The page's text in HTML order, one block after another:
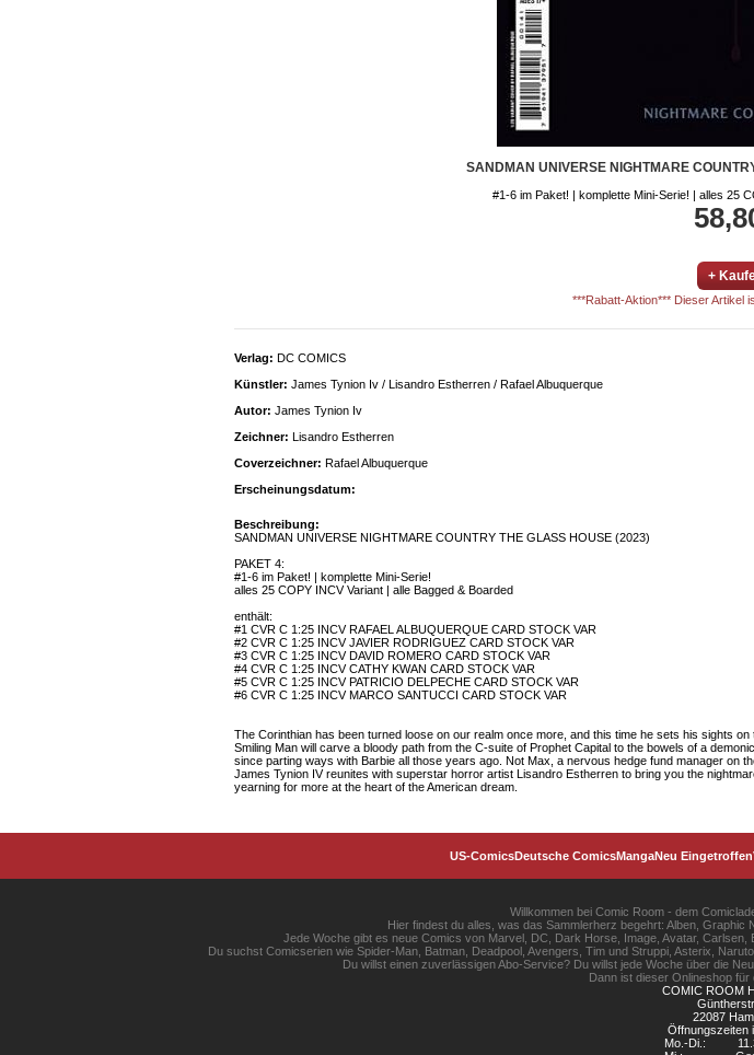
SANDMAN UNIVERSE NIGHTMARE
#1-6 im Paket! | komplette Mini-Serie! | alles 25
+
***Rabatt-Aktion*** Dieser Artikel
Verlag: DC COMICS
Künstler: James Tynion Iv / Lisandro Estherren / Rafael Albuquerque
Autor: James Tynion Iv
Zeichner: Lisandro Estherren
Coverzeichner: Rafael Albuquerque
Erscheinungsdatum:
Beschreibung:
SANDMAN UNIVERSE NIGHTMARE COUNTRY THE GLASS HOUSE (2023)
PAKET 4:
#1-6 im Paket! | komplette Mini-Serie!
alles 25 COPY INCV Variant | alle Bagged & Boarded
enthält:
#1 CVR C 1:25 INCV RAFAEL ALBUQUERQUE CARD STOCK VAR
#2 CVR C 1:25 INCV JAVIER RODRIGUEZ CARD STOCK VAR
#3 CVR C 1:25 INCV DAVID ROMERO CARD STOCK VAR
#4 CVR C 1:25 INCV CATHY KWAN CARD STOCK VAR
#5 CVR C 1:25 INCV PATRICIO DELPECHE CARD STOCK VAR
#6 CVR C 1:25 INCV MARCO SANTUCCI CARD STOCK VAR
The Corinthian has been turned loose on our realm once more, and this time he sets his sights
Smiling Man will carve a bloody path from the C-suite of Prophet Capital to the bowels of a
since parting ways with Barbie all those years ago. Not Max, a nervous hedge fund manager on
James Tynion IV reunites with superstar horror artist Lisandro Estherren to bring you the
yearning for more at the heart of the American dream.
US-ComicsDeutsche ComicsMangaNeu Eingetroffen
Willkommen bei Comic Room - dem
Hier findest du alles, was das Sammlerherz begehrt: Alben,
Jede Woche gibt es neue Comics von Marvel, DC, Dark Horse, Image, Avatar,
Du suchst Comicserien wie Spider-Man, Batman, Deadpool, Avengers, Tim und Struppi, Asterix,
Du willst einen zuverlässigen Abo-Service? Du willst jede Woche über die
Dann ist dieser Onlineshop für
COMIC ROOM
22087
Öffnungszeiten
Mo.-Di.: